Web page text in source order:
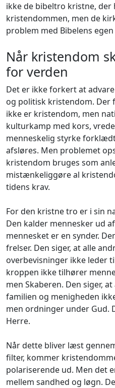
ikke de bibeltro kristne, der
kristendommen, men de
problem med Bibelens
Når kristendom
for verden
Det er ikke forkert at
og politisk kristendom. Der
ikke er kristendom, men
kulturkamp med kors,
menneskelig styrke
afsløres. Men problemet
kristendom bruges som
mistænkeliggøre al
tidens krav.
For den kristne tro er i sin
Den kalder mennesker ud
mennesket er en synder.
frelser. Den siger, at alle
overbevisninger ikke leder
kroppen ikke tilhører
men Skaberen. Den siger,
familien og menigheden
men ordninger under Gud.
Herre.
Når dette bliver læst
filter, kommer
polariserende ud. Men det
mellem sandhed og løgn.